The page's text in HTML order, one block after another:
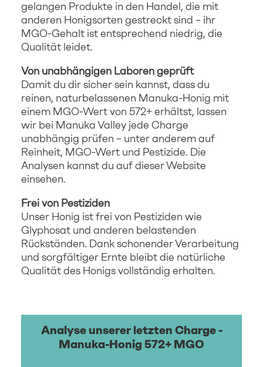
gelangen Produkte in den Handel, die mit
anderen Honigsorten gestreckt sind – ihr
MGO-Gehalt ist entsprechend niedrig, die
Qualität leidet.
Von unabhängigen Laboren geprüft
Damit du dir sicher sein kannst, dass du
reinen, naturbelassenen Manuka-Honig mit
einem MGO-Wert von 572+ erhältst, lassen
wir bei Manuka Valley jede Charge
unabhängig prüfen – unter anderem auf
Reinheit, MGO-Wert und Pestizide. Die
Analysen kannst du auf dieser Website
einsehen.
Frei von Pestiziden
Unser Honig ist frei von Pestiziden wie
Glyphosat und anderen belastenden
Rückständen. Dank schonender Verarbeitung
und sorgfältiger Ernte bleibt die natürliche
Qualität des Honigs vollständig erhalten.
Analyse unserer letzten Charge -
Manuka-Honig 572+ MGO